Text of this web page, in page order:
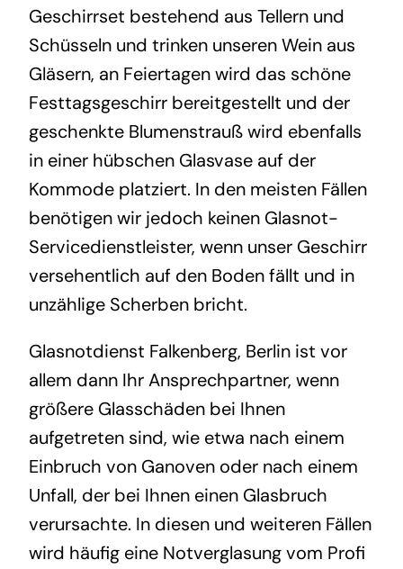
Geschirrset bestehend aus Tellern und
Schüsseln und trinken unseren Wein aus
Gläsern, an Feiertagen wird das schöne
Festtagsgeschirr bereitgestellt und der
geschenkte Blumenstrauß wird ebenfalls
in einer hübschen Glasvase auf der
Kommode platziert. In den meisten Fällen
benötigen wir jedoch keinen Glasnot-
Servicedienstleister, wenn unser Geschirr
versehentlich auf den Boden fällt und in
unzählige Scherben bricht.
Glasnotdienst Falkenberg, Berlin ist vor
allem dann Ihr Ansprechpartner, wenn
größere Glasschäden bei Ihnen
aufgetreten sind, wie etwa nach einem
Einbruch von Ganoven oder nach einem
Unfall, der bei Ihnen einen Glasbruch
verursachte. In diesen und weiteren Fällen
wird häufig eine Notverglasung vom Profi